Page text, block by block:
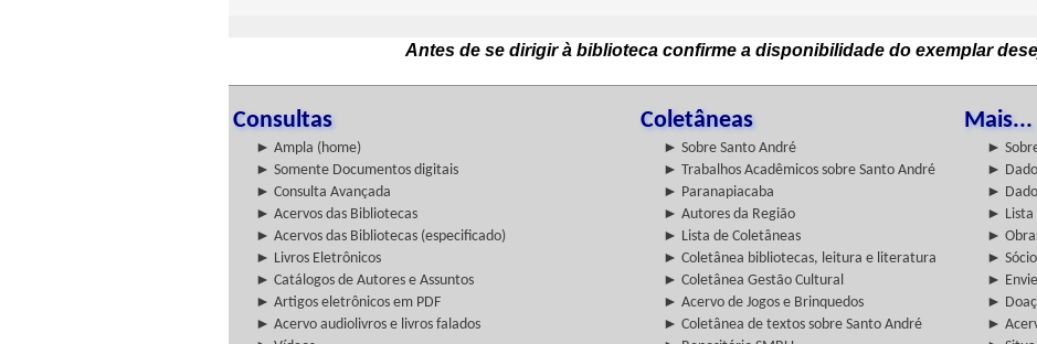
Antes de se dirigir à biblioteca confirme a disponibilidade do exemplar
Consultas Coletâneas Mais...
► Ampla (home) ► Sobre Santo André
►
► Somente Documentos digitais
► Trabalhos Acadêmicos sobre Santo André
►
► Consulta Avançada
► Paranapiacaba
►
► Acervos das Bibliotecas
► Autores da Região
► Lista
► Acervos das Bibliotecas (especificado)
► Lista de Coletâneas
►
► Livros Eletrônicos
► Coletânea bibliotecas, leitura e literatura
► Sócio
► Catálogos de Autores e Assuntos
► Coletânea Gestão Cultural
►
► Artigos eletrônicos em PDF
► Acervo de Jogos e Brinquedos
►
► Acervo audiolivros e livros falados
► Coletânea de textos sobre Santo André
►